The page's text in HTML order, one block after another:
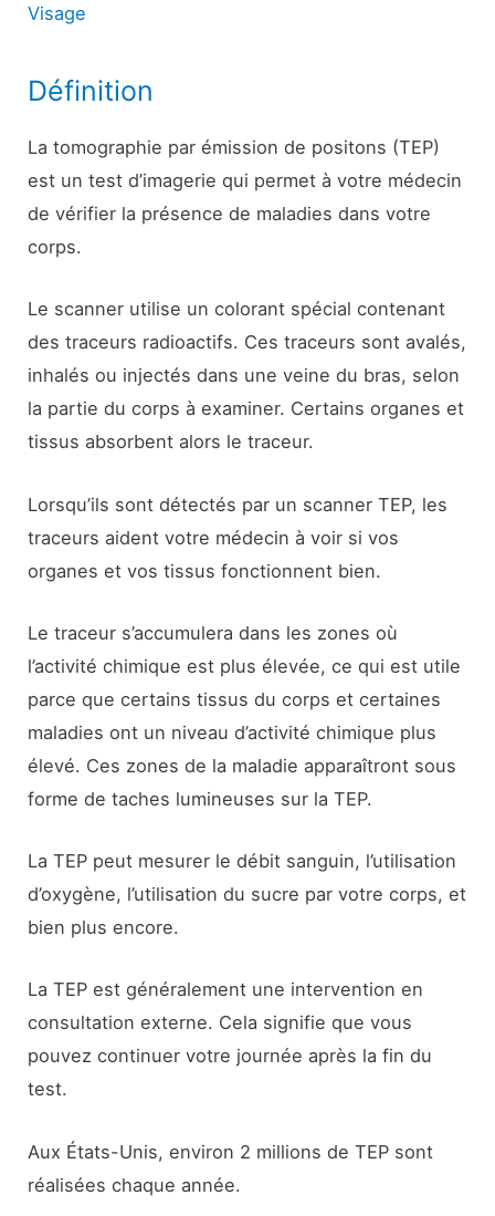
Visage
Définition
La tomographie par émission de positons (TEP)
est un test d’imagerie qui permet à votre médecin
de vérifier la présence de maladies dans votre
corps.
Le scanner utilise un colorant spécial contenant
des traceurs radioactifs. Ces traceurs sont avalés,
inhalés ou injectés dans une veine du bras, selon
la partie du corps à examiner. Certains organes et
tissus absorbent alors le traceur.
Lorsqu’ils sont détectés par un scanner TEP, les
traceurs aident votre médecin à voir si vos
organes et vos tissus fonctionnent bien.
Le traceur s’accumulera dans les zones où
l’activité chimique est plus élevée, ce qui est utile
parce que certains tissus du corps et certaines
maladies ont un niveau d’activité chimique plus
élevé. Ces zones de la maladie apparaîtront sous
forme de taches lumineuses sur la TEP.
La TEP peut mesurer le débit sanguin, l’utilisation
d’oxygène, l’utilisation du sucre par votre corps, et
bien plus encore.
La TEP est généralement une intervention en
consultation externe. Cela signifie que vous
pouvez continuer votre journée après la fin du
test.
Aux États-Unis, environ 2 millions de TEP sont
réalisées chaque année.